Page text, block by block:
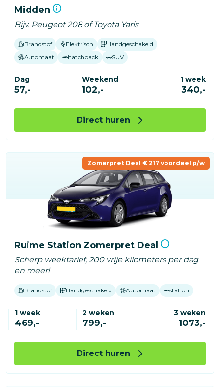
Midden
Bijv. Peugeot 208 of Toyota Yaris
Brandstof Elektrisch
Handgeschakeld
Automaat
hatchback SUV
Dag
57,-
Weekend
102,-
1 week
340,-
Direct huren
Zomerpret Deal € 217 voordeel p/w
Ruime Station Zomerpret Deal
Scherp weektarief, 200 vrije kilometers per dag
en meer!
Brandstof Handgeschakeld Automaat station
1 week
469,-
2 weken
799,-
3 weken
1073,-
Direct huren